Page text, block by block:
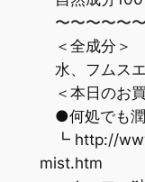
〜〜〜〜〜
＜全成分＞
水、フムス
＜本日のお
●何処でも潤
┗ http://
mist.htm